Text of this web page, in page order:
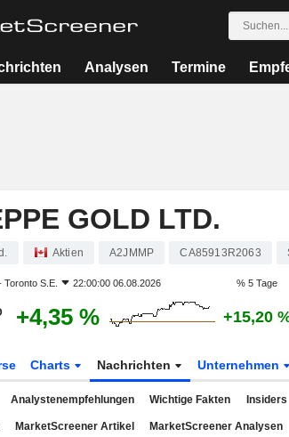
Analysen Termine
GOLD LTD.
Aktien A2JMMP CA85913R2063
Toronto S.E. 22:00:00 06.08.2026 % 5 Tage
+4,35 % +15,20
Charts Nachrichten Unternehmen
Analystenempfehlungen Wichtige Fakten Insiders
MarketScreener Artikel MarketScreener Analysen